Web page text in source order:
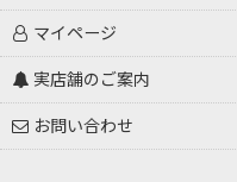
マイページ
実店舗のご案内
お問い合わせ